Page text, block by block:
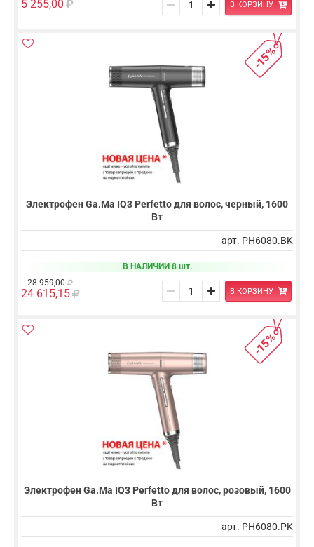
5 255,00 В КОРЗИНУ
-15%
Электрофен Ga.Ma IQ3 Perfetto для волос, черный, 1600
Вт
арт. PH6080.BK
В НАЛИЧИИ 8 шт.
28 959,00
24 615,15 В КОРЗИНУ
-15%
Электрофен Ga.Ma IQ3 Perfetto для волос, розовый, 1600
Вт
арт. PH6080.PK